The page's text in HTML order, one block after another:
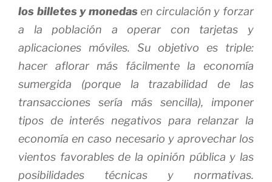
los billetes y monedasen circulación y forzar
a la población a operar con tarjetas y
aplicaciones móviles. Su objetivo es triple:
hacer aflorar más fácilmente la economía
sumergida (porque la trazabilidad de las
transacciones sería más sencilla), imponer
tipos de interés negativos para relanzar la
economía en caso necesario y aprovechar los
vientos favorables de la opinión pública y las
posibilidades técnicas y normativas.